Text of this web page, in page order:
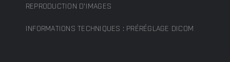
REPRODUCTION D’IMAGES
INFORMATIONS TECHNIQUES : PRÉRÉGLAGE DICOM